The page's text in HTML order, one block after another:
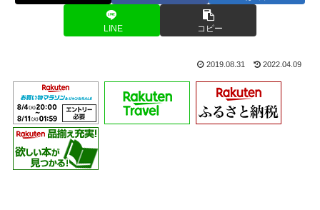
LINE コピー
2019.08.31 2022.04.09